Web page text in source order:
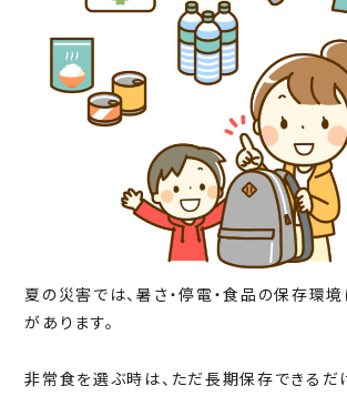
夏の災害では、暑さ・停電・食品の保存環
があります。
非常食を選ぶ時は、ただ長期保存できるだ